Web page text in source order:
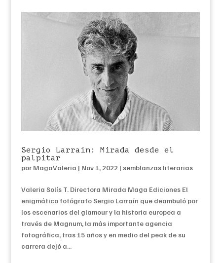
Sergio Larraín: Mirada desde el
palpitar
por MagaValeria | Nov 1, 2022 | semblanzas literarias
Valeria Solís T. Directora Mirada Maga Ediciones El
enigmático fotógrafo Sergio Larraín que deambuló por
los escenarios del glamour y la historia europea a
través de Magnum, la más importante agencia
fotográfica, tras 15 años y en medio del peak de su
carrera dejó a...